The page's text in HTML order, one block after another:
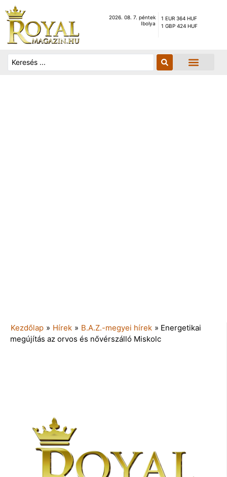
2026. 08. 7. péntek
Ibolya
1 EUR 364 HUF
1 GBP 424 HUF
Kezdőlap » Hírek » B.A.Z.-megyei hírek » Energetikai
megújítás az orvos és nővérszálló Miskolc